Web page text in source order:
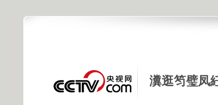
瀵逛笉璧凤